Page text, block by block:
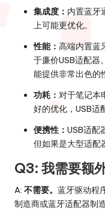
集成度： 内置蓝牙
上可能更优化。
性能： 高端内置蓝
于廉价USB适配
能提供非常出色的
功耗： 对于笔记本
好的优化，USB适
便携性： USB适配
但如果是大型适配
Q3: 我需要额
A: 不需要。 蓝牙驱动程
制造商或蓝牙适配器制